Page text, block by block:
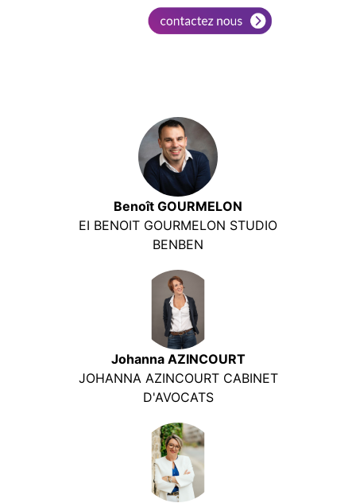
Benoît GOURMELON
EI BENOIT GOURMELON STUDIO
BENBEN
Johanna AZINCOURT
JOHANNA AZINCOURT CABINET
D'AVOCATS